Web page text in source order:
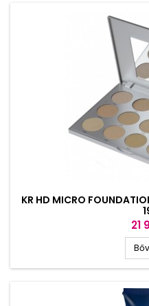
KR HD MICRO
Ár
21